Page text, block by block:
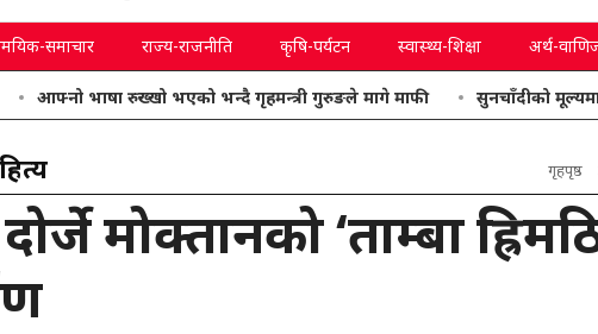
समाचार राज्य-राजनीति कृषि-पर्यटन स्वास्थ्य-शिक्षा अर्थ-
भाषा रुख्खो भएको भन्दै गृहमन्त्री गुरुङले मागे माफी सुनचाँदीको मूल्यमा वृद्धि
गृहपृष्ठ
मोक्तानको ‘ताम्बा